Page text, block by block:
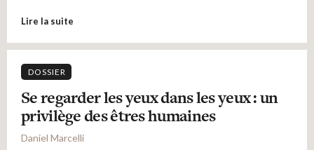
Lire la suite
DOSSIER
Se regarder les yeux dans les yeux : un
privilège des êtres humaines
Daniel Marcelli